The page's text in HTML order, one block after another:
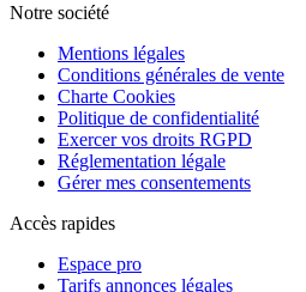
Notre société
Mentions légales
Conditions générales de vente
Charte Cookies
Politique de confidentialité
Exercer vos droits RGPD
Réglementation légale
Gérer mes consentements
Accès rapides
Espace pro
Tarifs annonces légales